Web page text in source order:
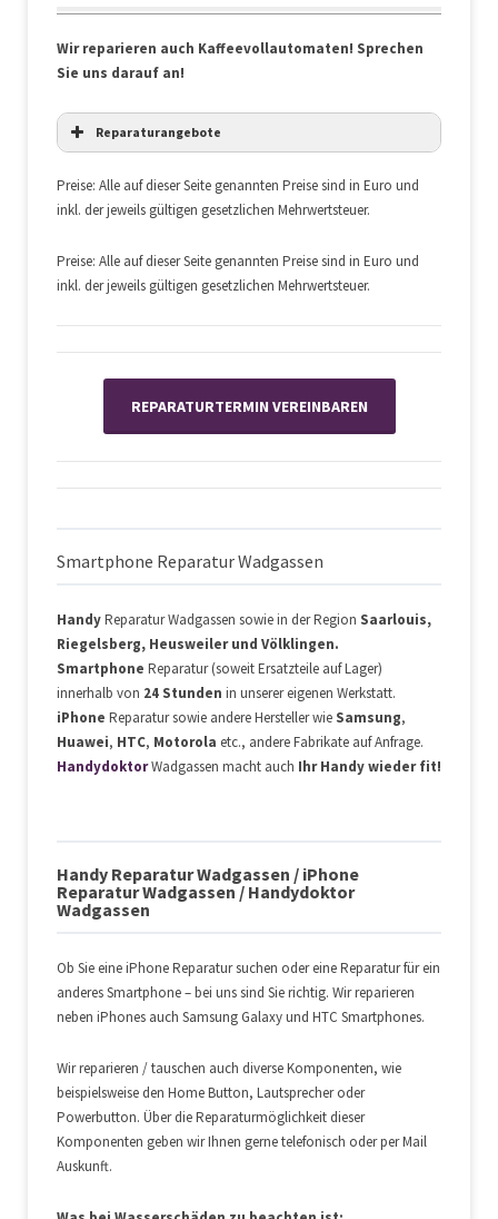
Wir reparieren auch Kaffeevollautomaten! Sprechen
Sie uns darauf an!
Reparaturangebote
HTC
LG
Honor
weitere Marken auf Anfrage
Preise: Alle auf dieser Seite genannten Preise sind in Euro und
inkl. der jeweils gültigen gesetzlichen Mehrwertsteuer.
Preise: Alle auf dieser Seite genannten Preise sind in Euro und
inkl. der jeweils gültigen gesetzlichen Mehrwertsteuer.
REPARATURTERMIN VEREINBAREN
Smartphone Reparatur Wadgassen
HandyReparatur Wadgassen sowie in der Region Saarlouis,
Riegelsberg, Heusweiler und Völklingen.
Smartphone Reparatur (soweit Ersatzteile auf Lager)
innerhalb von 24 Stunden in unserer eigenen Werkstatt.
iPhone Reparatur sowie andere Hersteller wie Samsung,
Huawei, HTC, Motorola etc., andere Fabrikate auf Anfrage.
HandydoktorWadgassen macht auch Ihr Handy wieder fit!
Handy Reparatur Wadgassen / iPhone
Reparatur Wadgassen / Handydoktor
Wadgassen
Ob Sie eine iPhone Reparatur suchen oder eine Reparatur für ein
anderes Smartphone – bei uns sind Sie richtig. Wir reparieren
neben iPhones auch Samsung Galaxy und HTC Smartphones.
Wir reparieren / tauschen auch diverse Komponenten, wie
beispielsweise den Home Button, Lautsprecher oder
Powerbutton. Über die Reparaturmöglichkeit dieser
Komponenten geben wir Ihnen gerne telefonisch oder per Mail
Auskunft.